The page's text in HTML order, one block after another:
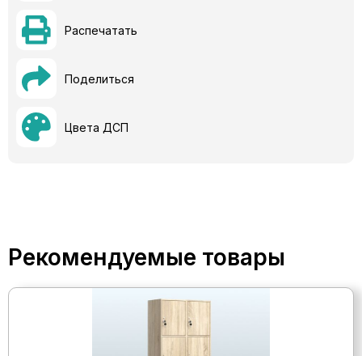
Распечатать
Поделиться
Цвета ДСП
Рекомендуемые товары